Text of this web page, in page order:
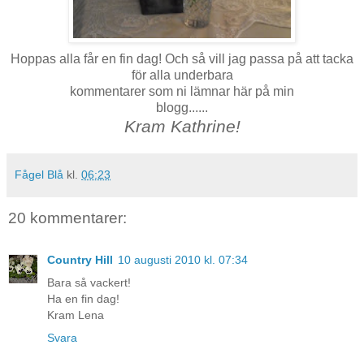
Hoppas alla får en fin dag! Och så vill jag passa på att tacka
för alla underbara
kommentarer som ni lämnar här på min
blogg......
Kram Kathrine!
Fågel Blå kl. 06:23
20 kommentarer:
Country Hill 10 augusti 2010 kl. 07:34
Bara så vackert!
Ha en fin dag!
Kram Lena
Svara